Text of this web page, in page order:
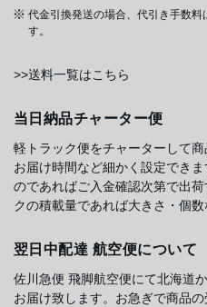
代金引換発送の場合、代引き手数
す。
>>送料一覧はこちら
当日納品チャーター便
軽トラック便をチャーターして商
お届け時間など細かく設定でき
のであればご入金確認次第で出
クの積載量であれば大きさ・個数
翌日中配達 航空便について
佐川急便 飛脚航空便にて北海道
お届け致します。お急ぎで商品